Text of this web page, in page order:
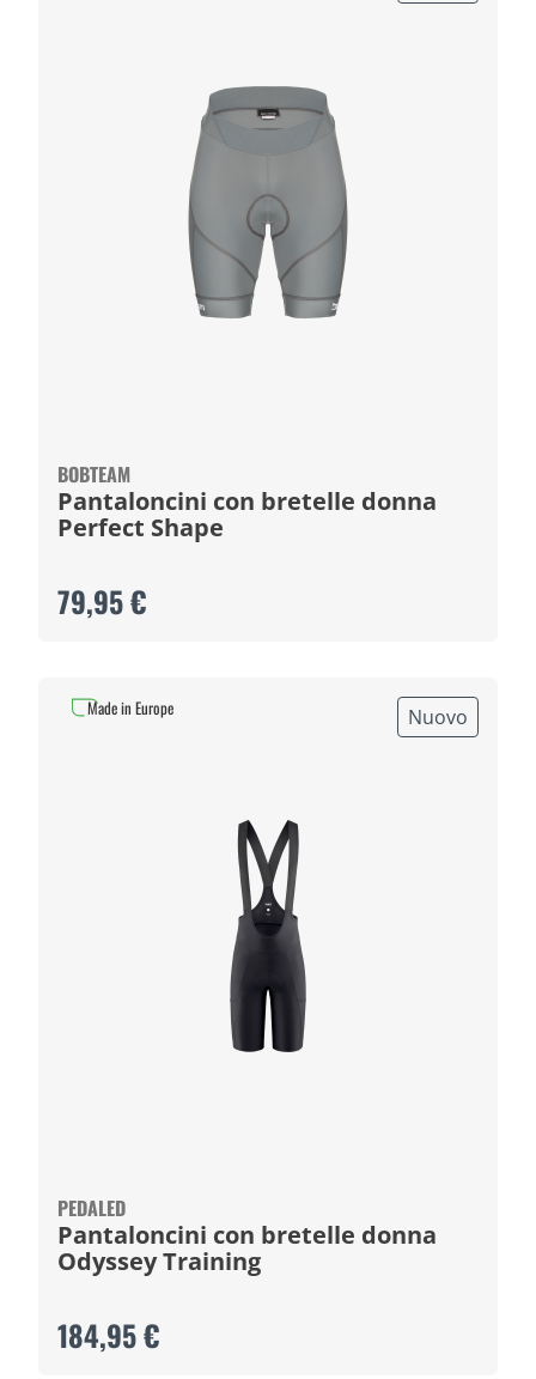
BOBTEAM
Pantaloncini con bretelle donna
Perfect Shape
79,95 €
Nuovo
PEDALED
Pantaloncini con bretelle donna
Odyssey Training
184,95 €
Made in Europe